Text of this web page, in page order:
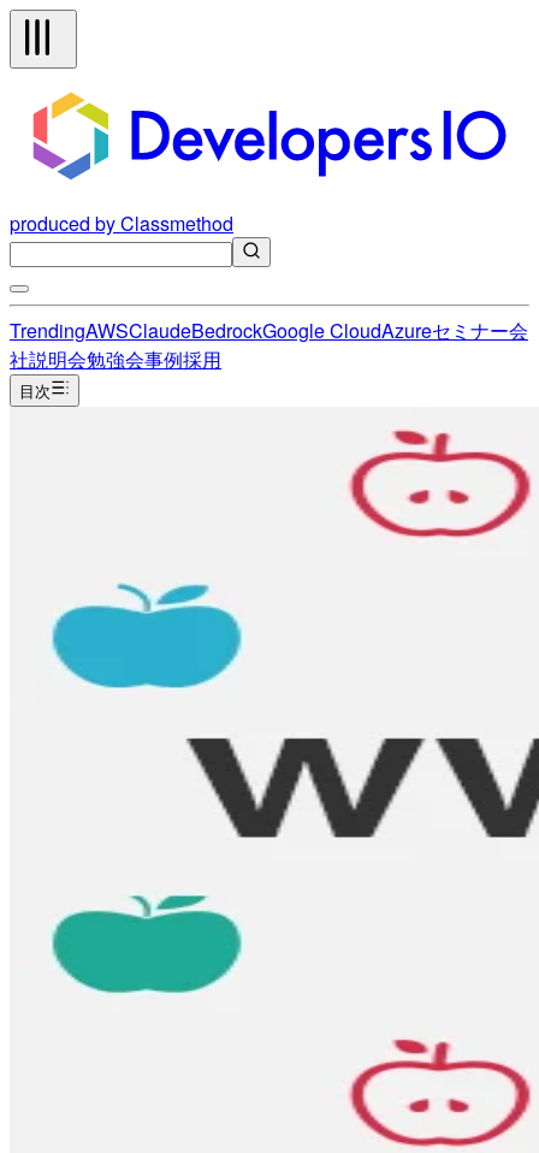
produced by Classmethod
TrendingAWSClaudeBedrockGoogle CloudAzureセミナー会
社説明会勉強会事例採用
目次